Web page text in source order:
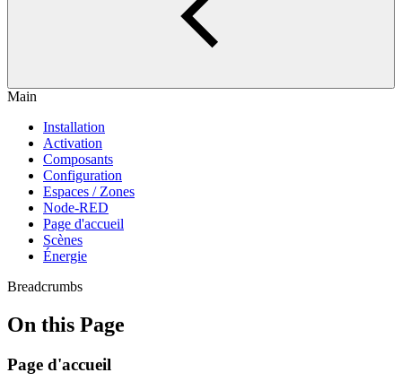
Main
Installation
Activation
Composants
Configuration
Espaces / Zones
Node-RED
Page d'accueil
Scènes
Énergie
Breadcrumbs
On this Page
Page d'accueil